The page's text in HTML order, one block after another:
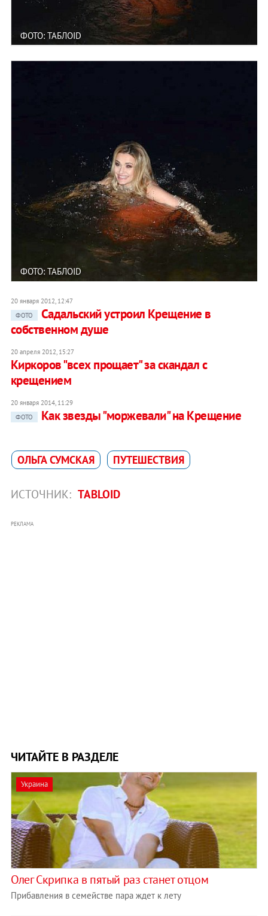
ФОТО: ТАБЛОID
ФОТО: ТАБЛОID
20 января 2012, 12:47
ФОТО
Садальский устроил Крещение в
собственном душе
20 апреля 2012, 15:27
Киркоров "всех прощает" за скандал с
крещением
20 января 2014, 11:29
ФОТО
Как звезды "моржевали" на Крещение
ОЛЬГА СУМСКАЯ ПУТЕШЕСТВИЯ
ИСТОЧНИК: TABLOID
РЕКЛАМА
ЧИТАЙТЕ В РАЗДЕЛЕ
Украина
Олег Скрипка в пятый раз станет отцом
Прибавления в семействе пара ждет к лету